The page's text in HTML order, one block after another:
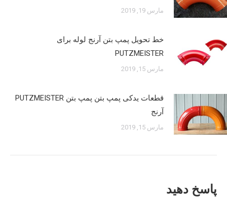
مارس 19, 2019
خط تحویل پمپ بتن آرنج لوله برای
PUTZMEISTER
مارس 15, 2019
قطعات یدکی پمپ بتن پمپ بتن PUTZMEISTER
آرنج
مارس 15, 2019
پاسخ دهید